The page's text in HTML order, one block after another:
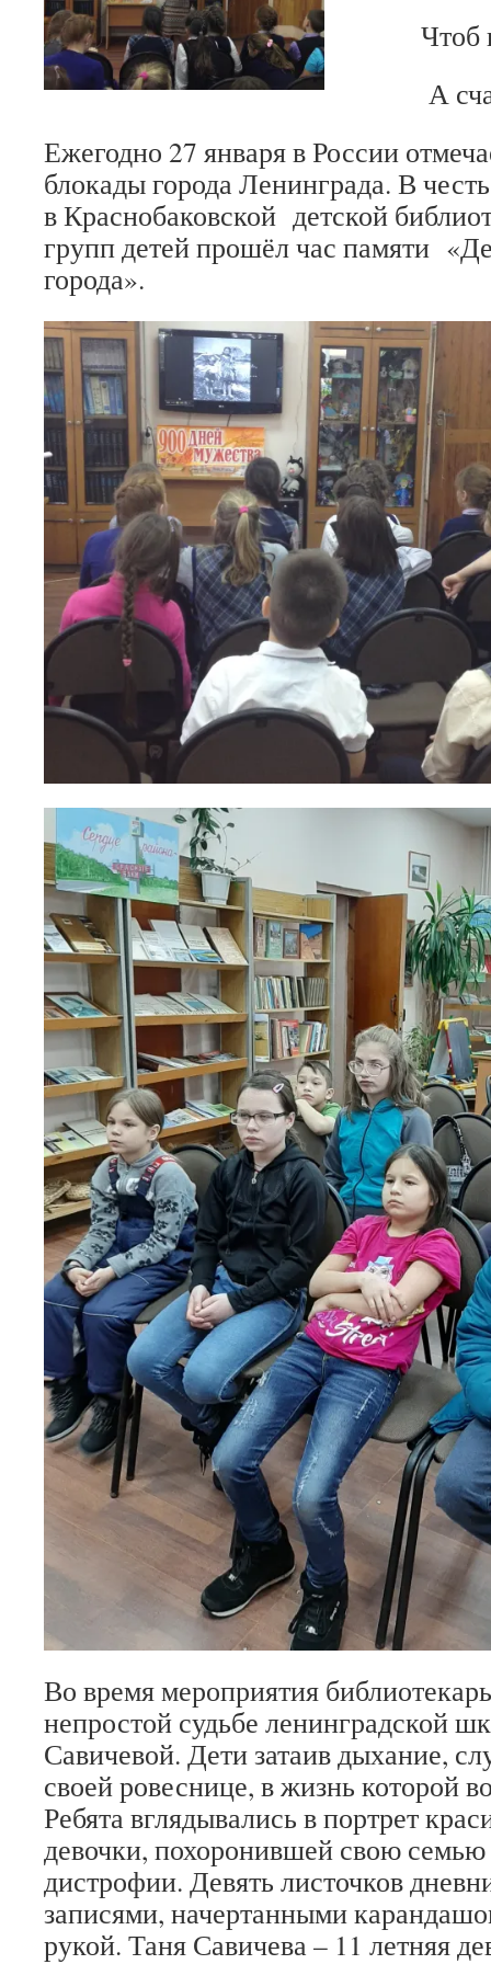
Чтоб
А
Ежегодно 27 января в России
блокады города Ленинграда. В
в Краснобаковской детской
групп детей прошёл час памяти
города».
Во время мероприятия
непростой судьбе ленинградской
Савичевой. Дети затаив дыхание,
своей ровеснице, в жизнь которой
Ребята вглядывались в портрет
девочки, похоронившей свою
дистрофии. Девять листочков
записями, начертанными
рукой. Таня Савичева – 11 летняя